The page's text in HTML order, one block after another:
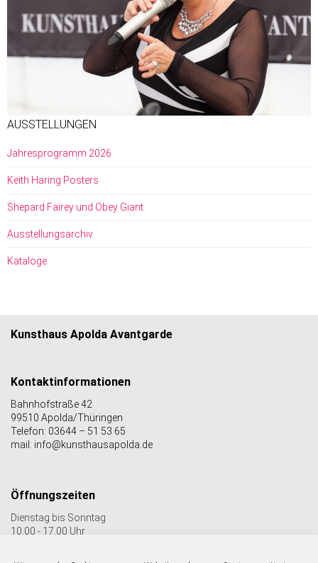
AUSSTELLUNGEN
Jahresprogramm 2026
Keith Haring Posters
Shepard Fairey und Obey Giant
Ausstellungsarchiv
Kataloge
Kunsthaus Apolda Avantgarde
Kontaktinformationen
Bahnhofstraße 42
99510 Apolda/Thüringen
Telefon: 03644 – 51 53 65
mail: info@kunsthausapolda.de
Öffnungszeiten
Dienstag bis Sonntag
10.00 - 17.00 Uhr